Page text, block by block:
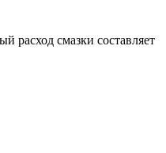
расход смазки составляет